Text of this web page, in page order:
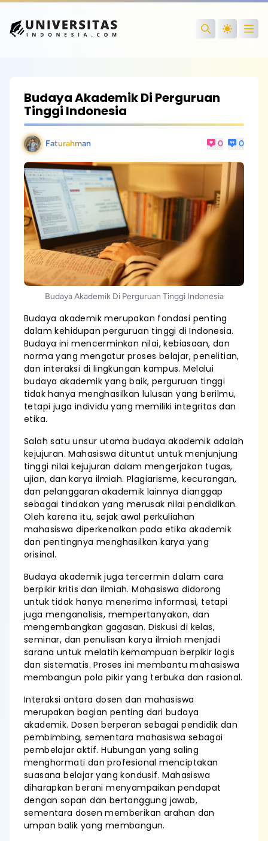
Search
Budaya Akademik Di Perguruan
Tinggi Indonesia
Faturahman 0 0
Budaya Akademik Di Perguruan Tinggi Indonesia
Budaya akademik merupakan fondasi penting
dalam kehidupan perguruan tinggi di Indonesia.
Budaya ini mencerminkan nilai, kebiasaan, dan
norma yang mengatur proses belajar, penelitian,
dan interaksi di lingkungan kampus. Melalui
budaya akademik yang baik, perguruan tinggi
tidak hanya menghasilkan lulusan yang berilmu,
tetapi juga individu yang memiliki integritas dan
etika.
Salah satu unsur utama budaya akademik adalah
kejujuran. Mahasiswa dituntut untuk menjunjung
tinggi nilai kejujuran dalam mengerjakan tugas,
ujian, dan karya ilmiah. Plagiarisme, kecurangan,
dan pelanggaran akademik lainnya dianggap
sebagai tindakan yang merusak nilai pendidikan.
Oleh karena itu, sejak awal perkuliahan
mahasiswa diperkenalkan pada etika akademik
dan pentingnya menghasilkan karya yang
orisinal.
Budaya akademik juga tercermin dalam cara
berpikir kritis dan ilmiah. Mahasiswa didorong
untuk tidak hanya menerima informasi, tetapi
juga menganalisis, mempertanyakan, dan
mengembangkan gagasan. Diskusi di kelas,
seminar, dan penulisan karya ilmiah menjadi
sarana untuk melatih kemampuan berpikir logis
dan sistematis. Proses ini membantu mahasiswa
membangun pola pikir yang terbuka dan rasional.
Interaksi antara dosen dan mahasiswa
merupakan bagian penting dari budaya
akademik. Dosen berperan sebagai pendidik dan
pembimbing, sementara mahasiswa sebagai
pembelajar aktif. Hubungan yang saling
menghormati dan profesional menciptakan
suasana belajar yang kondusif. Mahasiswa
diharapkan berani menyampaikan pendapat
dengan sopan dan bertanggung jawab,
sementara dosen memberikan arahan dan
umpan balik yang membangun.